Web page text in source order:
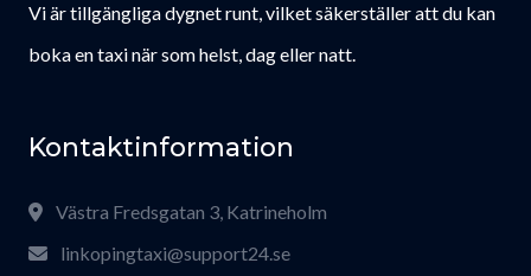
Vi är tillgängliga dygnet runt, vilket säkerställer att du kan
boka en taxi när som helst, dag eller natt.
Kontaktinformation
Västra Fredsgatan 3, Katrineholm
linkopingtaxi@support24.se